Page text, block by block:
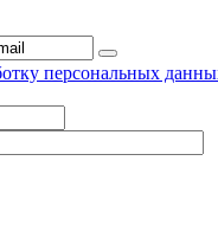
персональных